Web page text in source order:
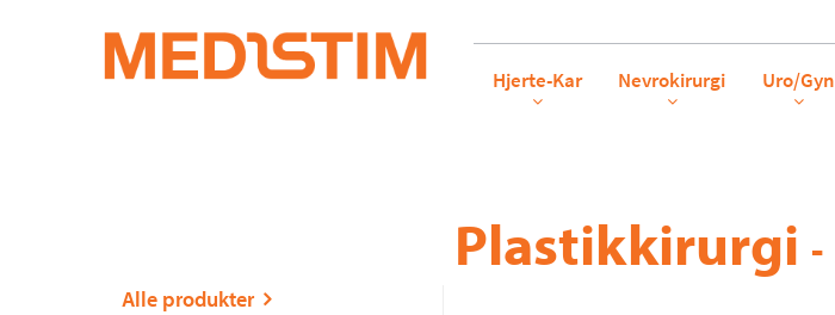
Medistim.noHjerte-Kar Nevrokirurgi Uro/Gyn
Alle produkter
Plastikkirurgi -